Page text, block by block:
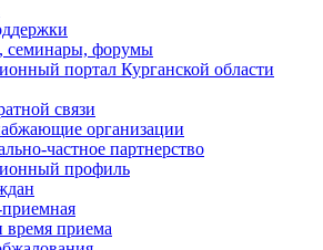
семинары, форумы
портал Курганской области
связи
организации
частное партнерство
профиль
время приема